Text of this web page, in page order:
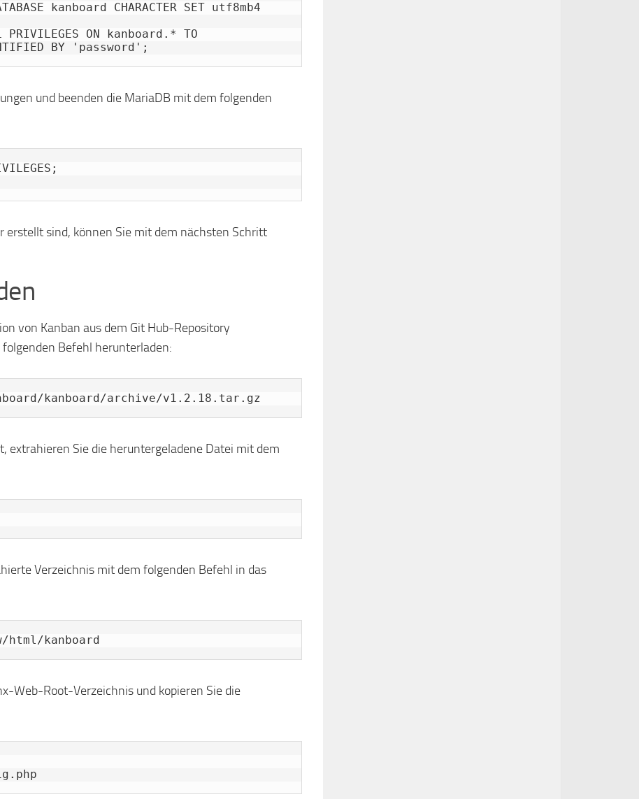
kanboard CHARACTER SET utf8mb4
ON kanboard.* TO
BY 'password';
und beenden die MariaDB mit dem folgenden
erstellt sind, können Sie mit dem nächsten Schritt
von Kanban aus dem Git Hub-Repository
Befehl herunterladen:
kanboard/archive/v1.2.18.tar.gz
extrahieren Sie die heruntergeladene Datei mit dem
Verzeichnis mit dem folgenden Befehl in das
html/kanboard
Web-Root-Verzeichnis und kopieren Sie die